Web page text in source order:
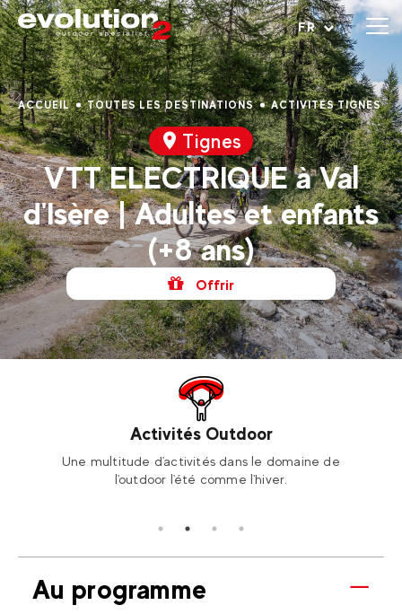
FR
Ouvrir le menu
ACCUEIL TOUTES LES DESTINATIONS ACTIVITÉS TIGNES
Tignes
VTT ELECTRIQUE à Val
d'Isère | Adultes et enfants
(+8 ans)
Offrir
Activités Outdoor
Une multitude d'activités dans le domaine de
l'outdoor l'été comme l'hiver.
Au programme